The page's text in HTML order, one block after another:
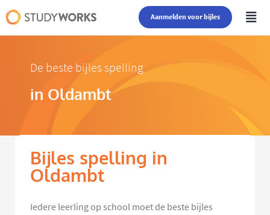
Aanmelden voor bijles
De beste bijles spelling
in Oldambt
Bijles spelling in
Oldambt
Iedere leerling op school moet de beste bijles